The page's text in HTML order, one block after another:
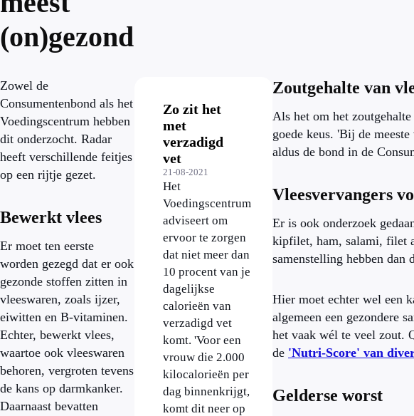
(on)gezond
Zowel de
Consumentenbond als het
Voedingscentrum hebben
dit onderzocht. Radar
heeft verschillende feitjes
op een rijtje gezet.
Bewerkt vlees
Er moet ten eerste
worden gezegd dat er ook
gezonde stoffen zitten in
vleeswaren, zoals ijzer,
eiwitten en B-vitaminen.
Echter, bewerkt vlees,
waartoe ook vleeswaren
behoren, vergroten tevens
de kans op darmkanker.
Daarnaast bevatten
Zo zit het
met
verzadigd
vet
21-08-2021
Het
Voedingscentrum
adviseert om
ervoor te zorgen
dat niet meer dan
10 procent van je
dagelijkse
calorieën van
verzadigd vet
komt. 'Voor een
vrouw die 2.000
kilocalorieën per
dag binnenkrijgt,
komt dit neer op
Zoutgehalte van
Als het om het
goede keus. 'Bij de
aldus de bond in de
Vleesvervangers
Er is ook onderzoek
kipfilet, ham, salami, filet
samenstelling hebben dan
Hier moet echter wel een
algemeen een gezondere
het vaak wél te veel zout.
de 'Nutri-Score' van
Gelderse worst